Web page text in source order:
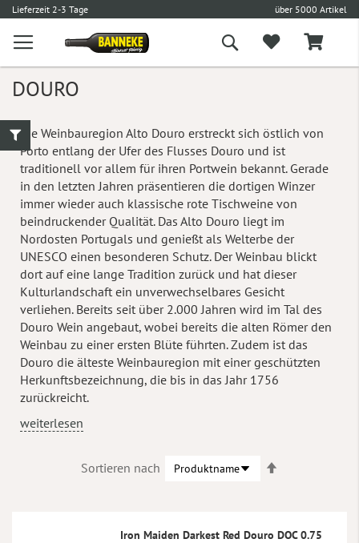
5,90 € Versand Versandkostenfrei ab 100 €
Suche
DOURO
Die Weinbauregion Alto Douro erstreckt sich östlich von
Porto entlang der Ufer des Flusses Douro und ist
traditionell vor allem für ihren Portwein bekannt. Gerade
in den letzten Jahren präsentieren die dortigen Winzer
immer wieder auch klassische rote Tischweine von
beindruckender Qualität. Das Alto Douro liegt im
Nordosten Portugals und genießt als Welterbe der
UNESCO einen besonderen Schutz. Der Weinbau blickt
dort auf eine lange Tradition zurück und hat dieser
Kulturlandschaft ein unverwechselbares Gesicht
verliehen. Bereits seit über 2.000 Jahren wird im Tal des
Douro Wein angebaut, wobei bereits die alten Römer den
Weinbau zu einer ersten Blüte führten. Zudem ist das
Douro die älteste Weinbauregion mit einer geschützten
Herkunftsbezeichnung, die bis in das Jahr 1756
zurückreicht.
weiterlesen
Sortieren nach
Iron Maiden Darkest Red Douro DOC 0.75